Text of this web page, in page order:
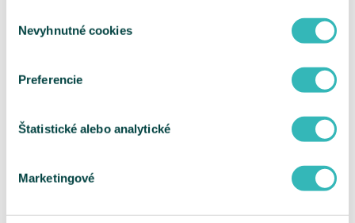
súhlasu
Nevyhnutné cookies
Preferencie
Štatistické alebo analytické
Marketingové
Metodika k hodnotiacim parametrom pre
Metodika k hodnotiacim parametrom pre
CT
Metodika optimalizácie siete MR a CT pracovísk
Metodika klasifikácie RTG skiagrafických